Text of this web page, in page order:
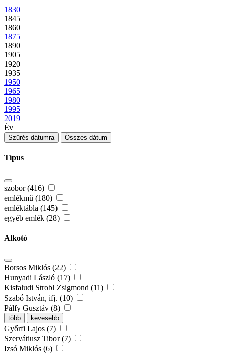
1830
1845
1860
1875
1890
1905
1920
1935
1950
1965
1980
1995
2019
Év
Szűrés dátumra Összes dátum
Típus
szobor (416)
emlékmű (180)
emléktábla (145)
egyéb emlék (28)
Alkotó
Borsos Miklós (22)
Hunyadi László (17)
Kisfaludi Strobl Zsigmond (11)
Szabó István, ifj. (10)
Pálfy Gusztáv (8)
több kevesebb
Győrfi Lajos (7)
Szervátiusz Tibor (7)
Izsó Miklós (6)